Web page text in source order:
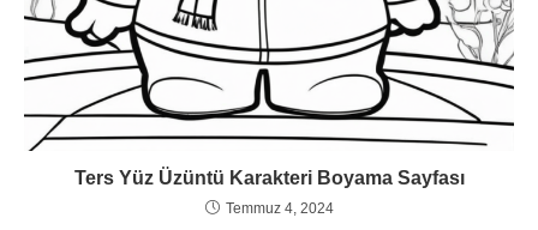
Ters Yüz Üzüntü Karakteri Boyama Sayfası
Temmuz 4, 2024